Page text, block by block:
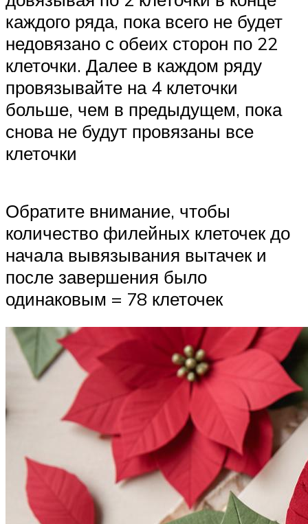
каждого ряда, пока всего не будет
недовязано с обеих сторон по 22
клеточки. Далее в каждом ряду
провязывайте на 4 клеточки
больше, чем в предыдущем, пока
снова не будут провязаны все
клеточки
Обратите внимание, чтобы
количество филейных клеточек до
начала вывязывания вытачек и
после завершения было
одинаковым = 78 клеточек